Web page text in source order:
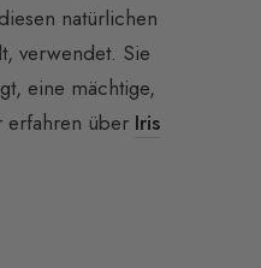
natürlichen
verwendet. Sie
eine mächtige,
erfahren über Iris